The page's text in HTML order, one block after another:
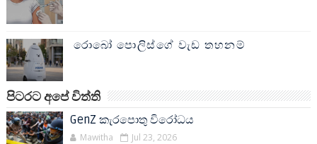
රොබෝ පොලිස්ගේ වැඩ තහනම්
පිටරට අපේ විත්ති
GenZ කැරපොතු විරෝධය
Mawitha Jul 23, 2026